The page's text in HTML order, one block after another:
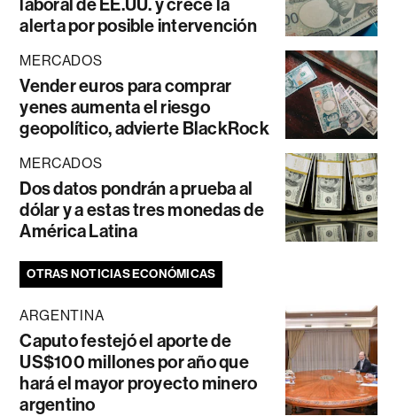
alerta por posible intervención
MERCADOS
Vender euros para comprar
yenes aumenta el riesgo
geopolítico, advierte BlackRock
MERCADOS
Dos datos pondrán a prueba al
dólar y a estas tres monedas de
América Latina
OTRAS NOTICIAS ECONÓMICAS
ARGENTINA
Caputo festejó el aporte de
US$100 millones por año que
hará el mayor proyecto minero
argentino